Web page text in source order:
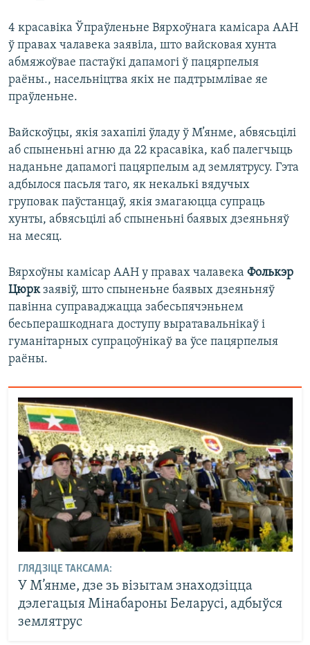
4 красавіка Ўпраўленьне Вярхоўнага камісара ААН
ў правах чалавека заявіла, што вайсковая хунта
абмяжоўвае пастаўкі дапамогі ў пацярпелыя
раёны., насельніцтва якіх не падтрымлівае яе
праўленьне.
Вайскоўцы, якія захапілі ўладу ў М’янме, абвясьцілі
аб спыненьні агню да 22 красавіка, каб палегчыць
наданьне дапамогі пацярпелым ад землятрусу. Гэта
адбылося пасьля таго, як некалькі вядучых
груповак паўстанцаў, якія змагаюцца супраць
хунты, абвясьцілі аб спыненьні баявых дзеяньняў
на месяц.
Вярхоўны камісар ААН у правах чалавека Фолькэр
Цюркзаявіў, што спыненьне баявых дзеяньняў
павінна суправаджацца забесьпячэньнем
бесьперашкоднага доступу выратавальнікаў і
гуманітарных супрацоўнікаў ва ўсе пацярпелыя
раёны.
ГЛЯДЗІЦЕ ТАКСАМА:
У М’янме, дзе зь візытам знаходзіцца
дэлегацыя Мінабароны Беларусі, адбыўся
землятрус